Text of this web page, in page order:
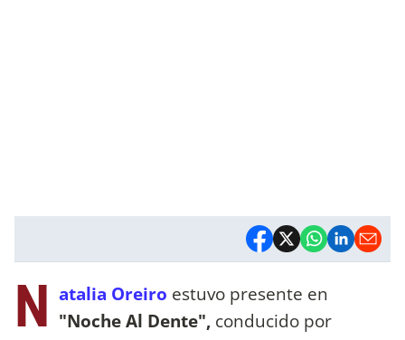
N atalia Oreiro estuvo presente en
"Noche Al Dente", conducido por